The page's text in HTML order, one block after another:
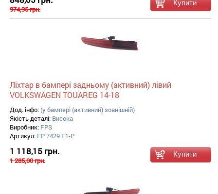
974,95 грн.
Ліхтар в бампері задньому (активний) лівий
VOLKSWAGEN TOUAREG 14-18
Дод. інфо: (у бампері (активний) зовнішній)
Якість деталі: Висока
Виробник: FPS
Артикул: FP 7429 F1-P
1 118,15 грн.
1 285,00 грн.